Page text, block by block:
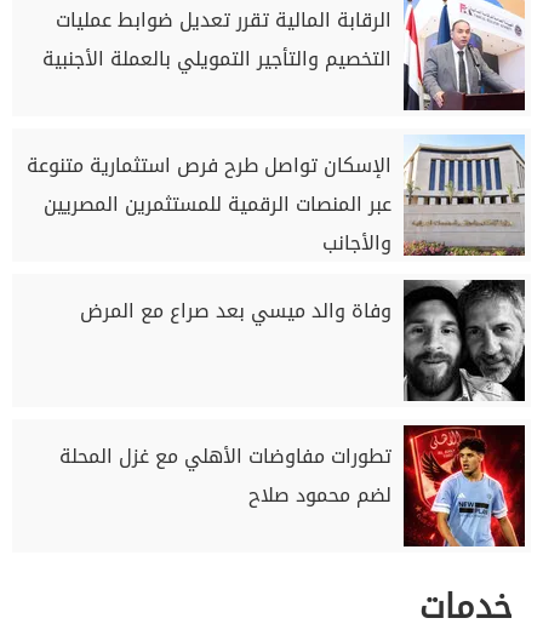
الرقابة المالية تقرر تعديل ضوابط عمليات
التخصيم والتأجير التمويلي بالعملة الأجنبية
الإسكان تواصل طرح فرص استثمارية متنوعة
عبر المنصات الرقمية للمستثمرين المصريين
والأجانب
وفاة والد ميسي بعد صراع مع المرض
تطورات مفاوضات الأهلي مع غزل المحلة
لضم محمود صلاح
خدمات